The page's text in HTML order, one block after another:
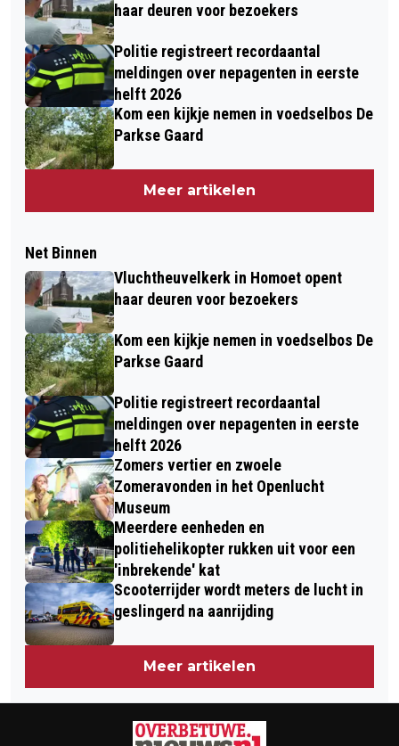
haar deuren voor bezoekers
Politie registreert recordaantal
meldingen over nepagenten in eerste
helft 2026
Kom een kijkje nemen in voedselbos De
Parkse Gaard
Meer artikelen
Net Binnen
Vluchtheuvelkerk in Homoet opent
haar deuren voor bezoekers
Kom een kijkje nemen in voedselbos De
Parkse Gaard
Politie registreert recordaantal
meldingen over nepagenten in eerste
helft 2026
Zomers vertier en zwoele
Zomeravonden in het Openlucht
Museum
Meerdere eenheden en
politiehelikopter rukken uit voor een
'inbrekende' kat
Scooterrijder wordt meters de lucht in
geslingerd na aanrijding
Meer artikelen